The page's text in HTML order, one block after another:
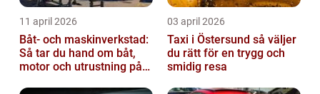
11 april 2026
Båt- och maskinverkstad:
Så tar du hand om båt,
motor och utrustning på
03 april 2026
Taxi i Östersund så väljer
du rätt för en trygg och
smidig resa